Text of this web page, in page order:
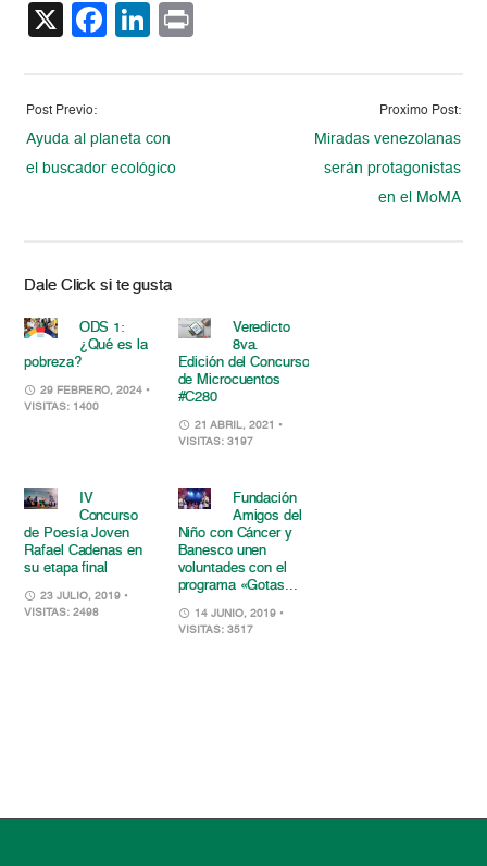
X Facebook
LinkedIn
Post Previo:
Ayuda al planeta con
el buscador ecológico
Proximo Post:
Miradas venezolanas
serán protagonistas
en el MoMA
Dale Click si te gusta
ODS 1:
¿Qué es la
pobreza?
29 FEBRERO, 2024 •
VISITAS: 1400
Veredicto
8va.
Edición del Concurso
de Microcuentos
#C280
21 ABRIL, 2021
•
VISITAS: 3197
IV
Concurso
de Poesía Joven
Rafael Cadenas en
su etapa final
23 JULIO, 2019 •
VISITAS: 2498
Fundación
Amigos del
Niño con Cáncer y
Banesco unen
voluntades con el
programa «Gotas...
14 JUNIO, 2019 •
VISITAS: 3517